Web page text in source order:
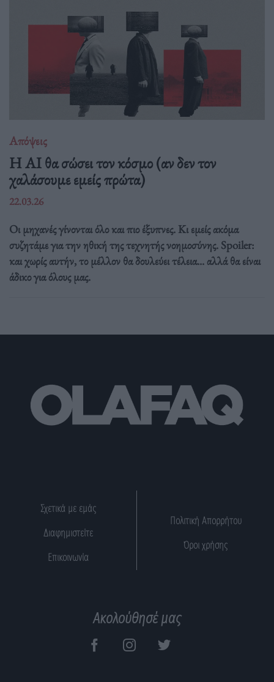
Απόψεις
Η AI θα σώσει τον κόσμο (αν δεν τον
χαλάσουμε εμείς πρώτα)
22.03.26
Οι μηχανές γίνονται όλο και πιο έξυπνες. Κι εμείς ακόμα
συζητάμε για την ηθική της τεχνητής νοημοσύνης. Spoiler:
και χωρίς αυτήν, το μέλλον θα δουλεύει τέλεια... αλλά θα είναι
άδικο για όλους μας.
Σχετικά με εμάς
Διαφημιστείτε
Επικοινωνία
Πολιτική Απορρήτου
Όροι χρήσης
Ακολούθησέ μας